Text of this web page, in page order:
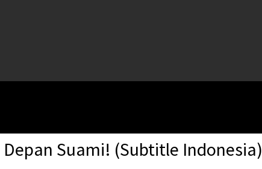
Suami! (Subtitle Indonesia)